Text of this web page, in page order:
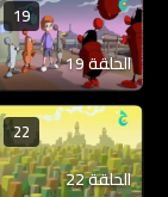
19
الحلقة 19
22
الحلقة 22